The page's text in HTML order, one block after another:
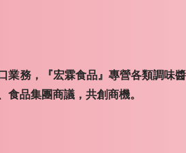
業務，『宏霖食品』專營各類調味
食品集團商議，共創商機。